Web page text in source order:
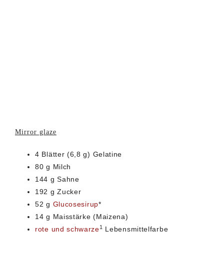
Mirror glaze
4 Blätter (6,8 g) Gelatine
80 g Milch
144 g Sahne
192 g Zucker
52 g Glucosesirup*
14 g Maisstärke (Maizena)
rote und schwarze1 Lebensmittelfarbe